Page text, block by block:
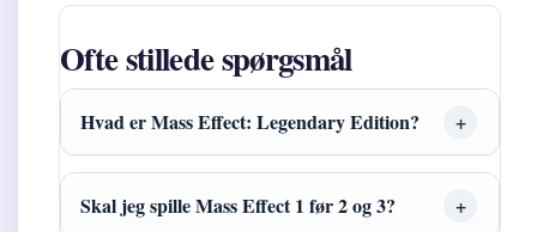
Ofte stillede spørgsmål
Hvad er Mass Effect: Legendary Edition?
Skal jeg spille Mass Effect 1 før 2 og 3?